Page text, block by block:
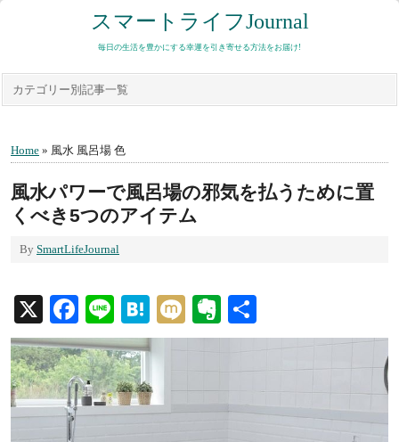
スマートライフJournal
毎日の生活を豊かにする幸運を引き寄せる方法をお届け!
カテゴリー別記事一覧
Home » 風水 風呂場 色
風水パワーで風呂場の邪気を払うために置
くべき5つのアイテム
By SmartLifeJournal
X Facebook
LineHatenaMixiEvernote
有